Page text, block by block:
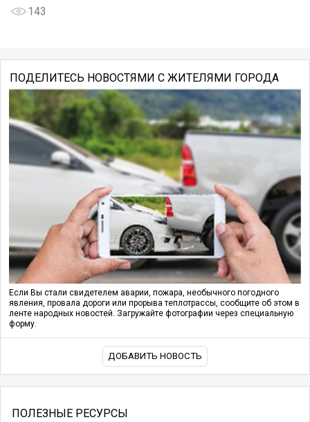
143
ПОДЕЛИТЕСЬ НОВОСТЯМИ С ЖИТЕЛЯМИ ГОРОДА
Если Вы стали свидетелем аварии, пожара, необычного погодного
явления, провала дороги или прорыва теплотрассы, сообщите об этом в
ленте народных новостей. Загружайте фотографии через специальную
форму.
ДОБАВИТЬ НОВОСТЬ
ПОЛЕЗНЫЕ РЕСУРСЫ